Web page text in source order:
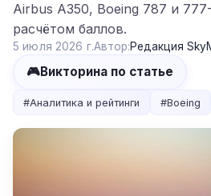
Airbus A350, Boeing 787 и
расчётом баллов.
5 июля 2026 г.Автор:Редакция
🎮Викторина по статье
#Аналитика и рейтинги #Boeing